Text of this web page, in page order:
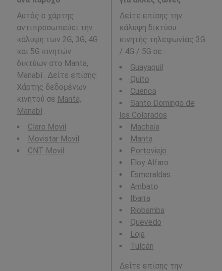
Αυτός ο χάρτης
αντιπροσωπεύει την
κάλυψη των 2G, 3G, 4G
και 5G κινητών
δικτύων στο Manta,
Manabí . Δείτε επίσης:
Χάρτης δεδομένων
κινητού σε Manta,
Manabí.
Claro Movil
Movistar Movil
CNT Movil
Δείτε επίσης την
κάλυψη δικτύου
κινητής τηλεφωνίας 3G
/ 4G / 5G σε :
Guayaquil
Quito
Cuenca
Santo Domingo de
los Colorados
Machala
Manta
Portoviejo
Eloy Alfaro
Esmeraldas
Ambato
Ibarra
Riobamba
Quevedo
Loja
Tulcán
Δείτε επίσης την